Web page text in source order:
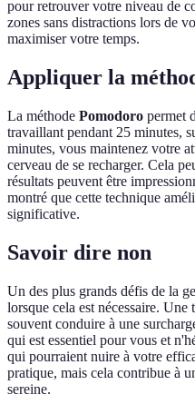
pour retrouver votre niveau de
zones sans distractions lors de
maximiser votre temps.
Appliquer la
La méthode Pomodoro permet
travaillant pendant 25 minutes,
minutes, vous maintenez votre
cerveau de se recharger. Cela
résultats peuvent être
montré que cette technique
significative.
Savoir dire non
Un des plus grands défis de la
lorsque cela est nécessaire.
souvent conduire à une
qui est essentiel pour vous et
qui pourraient nuire à votre
pratique, mais cela contribue à
sereine.